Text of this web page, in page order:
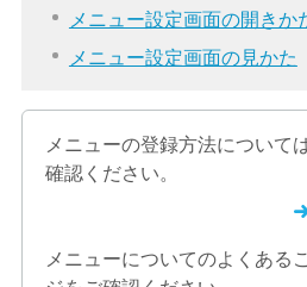
メニュー設定画面の開きか
メニュー設定画面の見かた
メニューの登録方法について
確認ください。
メニューについてのよくある